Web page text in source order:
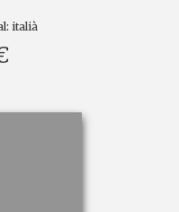
italià